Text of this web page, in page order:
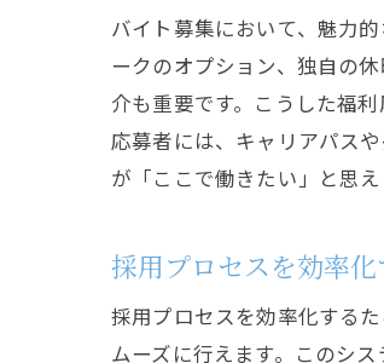
バイト募集において、魅力
ークのオプション、独自の
介も重要です。こうした福
応募者には、キャリアパス
が「ここで働きたい」と思
採用プロセスを効率
採用プロセスを効率化する
ムーズに行えます。このシ